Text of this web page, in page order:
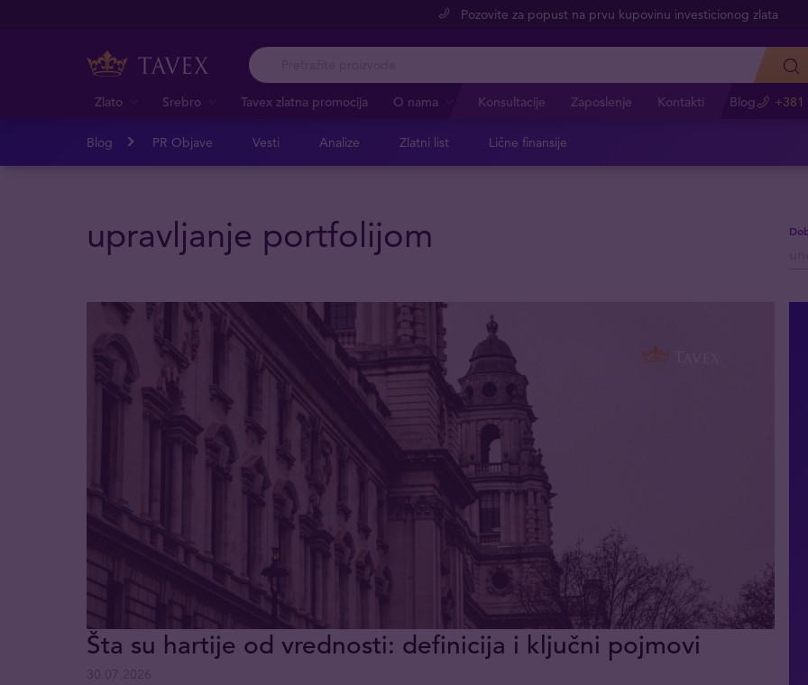
Pozovite za popust na prvu kupovinu investicionog zlata
Zlato Srebro Tavex zlatna promocija O nama Konsultacije Zaposlenje Kontakti Blog +381
Blog PR Objave Vesti Analize Zlatni list Lične finansije
upravljanje portfolijom
Šta su hartije od vrednosti: definicija i ključni pojmovi